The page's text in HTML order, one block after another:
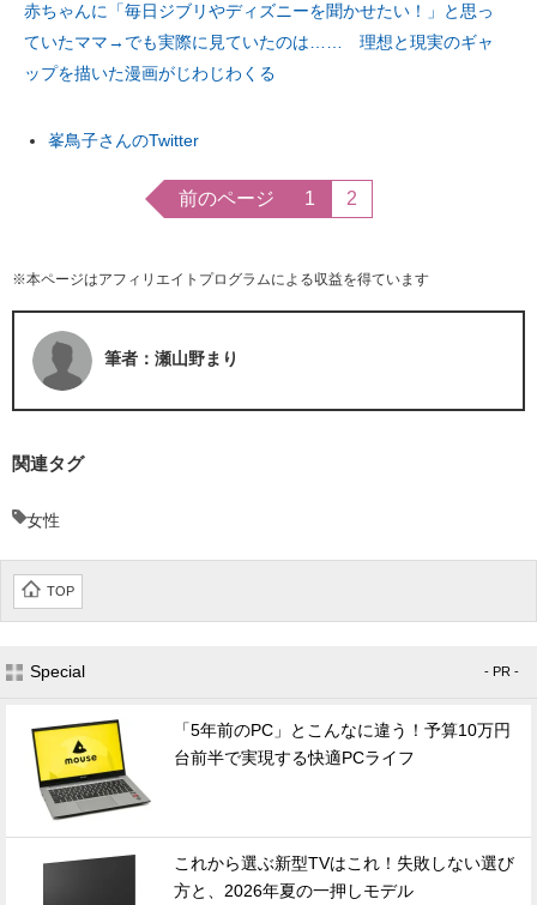
赤ちゃんに「毎日ジブリやディズニーを聞かせたい！」と思っ
ていたママ→でも実際に見ていたのは…… 理想と現実のギャ
ップを描いた漫画がじわじわくる
峯鳥子さんのTwitter
前のページ 1 2
※本ページはアフィリエイトプログラムによる収益を得ています
筆者：瀬山野まり
関連タグ
女性
TOP
Special - PR -
「5年前のPC」とこんなに違う！予算10万円
台前半で実現する快適PCライフ
これから選ぶ新型TVはこれ！失敗しない選び
方と、2026年夏の一押しモデル